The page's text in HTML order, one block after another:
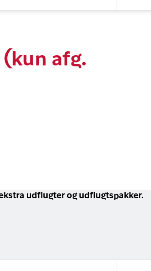
afg.
udflugter og udflugtspakker.